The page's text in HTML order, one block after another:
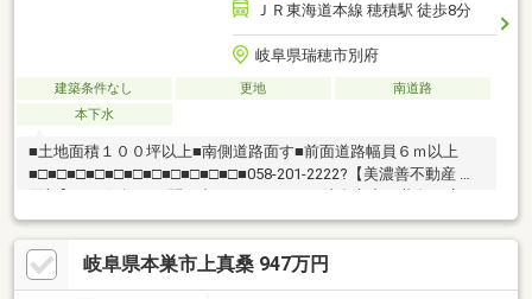
ＪＲ東海道本線 穂積駅 徒歩8分
岐阜県瑞穂市別府
建築条件なし 更地
南道路
本下水
■土地面積１００坪以上■南側道路面す■前面道路幅員６ｍ以上
■□■□■□■□■□■□■□■□■□■□■□■058-201-2222?【美濃善不動産 売
舗・黄色い看板・黄色い車を見かけたことありませんか。私たち
が美濃善不動産です！岐阜を知っている岐阜の不動産エキスパー
ト！土地探しも住まい探しも建築も不動産のことならお任せ下さ
い。■売買保有物件1000件以上！
岐阜県本巣市上真桑 947万円